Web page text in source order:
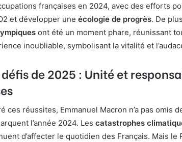
françaises en 2024, avec des efforts
et développer une écologie de progrès. De
ont été un moment phare, réunissant
inoubliable, symbolisant la vitalité et
défis de 2025 : Unité et
ces réussites, Emmanuel Macron n’a pas omis
l’année 2024. Les catastrophes
d’affecter le quotidien des Français. Mais